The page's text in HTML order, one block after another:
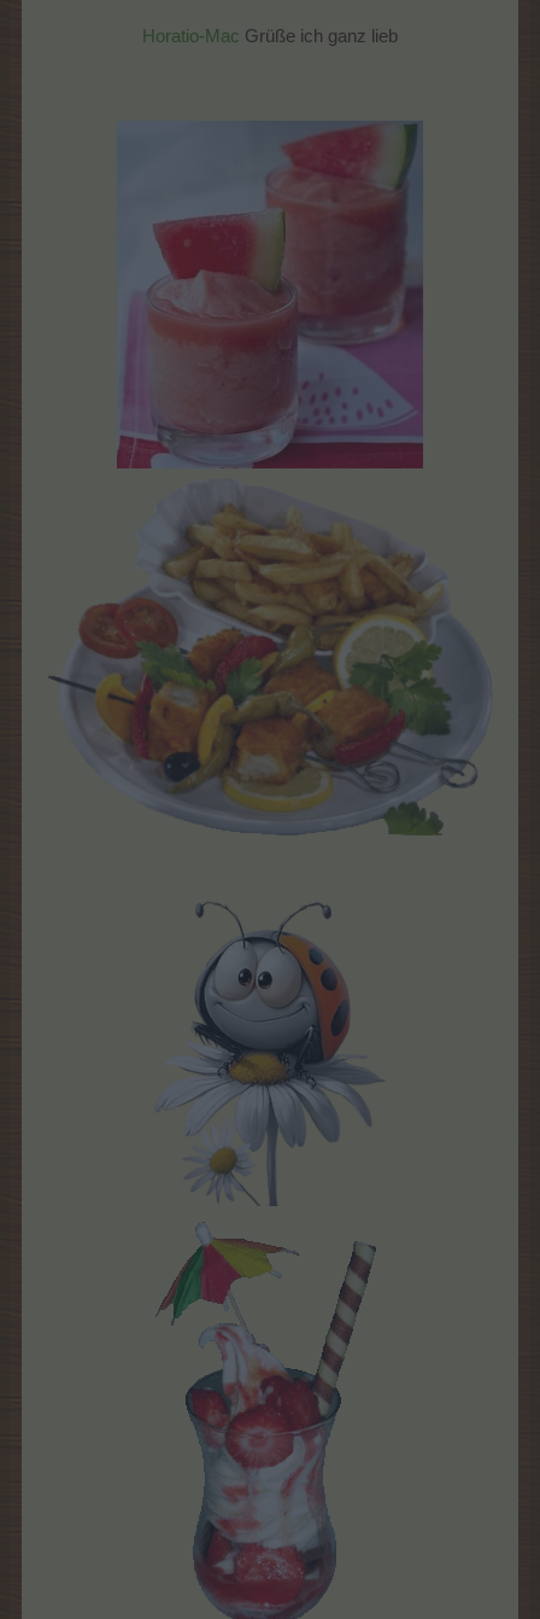
Horatio-Mac Grüße ich ganz lieb